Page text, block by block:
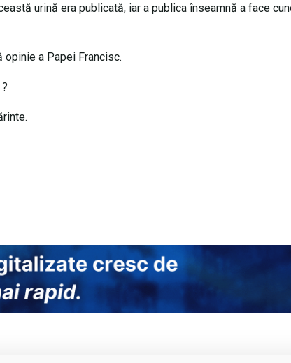
urină era publicată, iar a publica înseamnă a face
a Papei Francisc.